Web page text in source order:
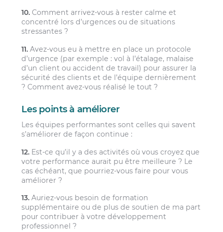
10. Comment arrivez-vous à rester calme et
concentré lors d’urgences ou de situations
stressantes ?
11. Avez-vous eu à mettre en place un protocole
d’urgence (par exemple : vol à l’étalage, malaise
d’un client ou accident de travail) pour assurer la
sécurité des clients et de l’équipe dernièrement
? Comment avez-vous réalisé le tout ?
Les points à améliorer
Les équipes performantes sont celles qui savent
s’améliorer de façon continue :
12. Est-ce qu’il y a des activités où vous croyez que
votre performance aurait pu être meilleure ? Le
cas échéant, que pourriez-vous faire pour vous
améliorer ?
13. Auriez-vous besoin de formation
supplémentaire ou de plus de soutien de ma part
pour contribuer à votre développement
professionnel ?